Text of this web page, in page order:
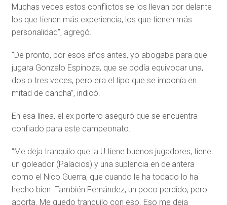
Muchas veces estos conflictos se los llevan por delante
los que tienen más experiencia, los que tienen más
personalidad”, agregó.
“De pronto, por esos años antes, yo abogaba para que
jugara Gonzalo Espinoza, que se podía equivocar una,
dos o tres veces, pero era el tipo que se imponía en
mitad de cancha”, indicó.
En esa línea, el ex portero aseguró que se encuentra
confiado para este campeonato.
“Me deja tranquilo que la U tiene buenos jugadores, tiene
un goleador (Palacios) y una suplencia en delantera
como el Nico Guerra, que cuando le ha tocado lo ha
hecho bien. También Fernández, un poco perdido, pero
aporta. Me quedo tranquilo con eso. Eso me deja